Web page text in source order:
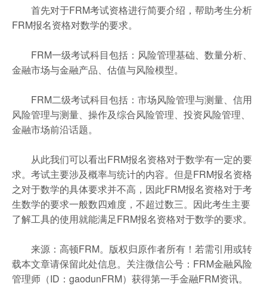
首先对于FRM考试资格进行简要介绍，帮助考生分析
FRM报名资格对数学的要求。
FRM一级考试科目包括：风险管理基础、数量分析、
金融市场与金融产品、估值与风险模型。
FRM二级考试科目包括：市场风险管理与测量、信用
风险管理与测量、操作及综合风险管理、投资风险管理、
金融市场前沿话题。
从此我们可以看出FRM报名资格对于数学有一定的要
求。考试主要涉及概率与统计的内容。但是FRM报名资格
之对于数学的具体要求并不高，因此FRM报名资格对于考
生数学的要求一般数四难度，不超过数三。因此考生主要
了解工具的使用就能满足FRM报名资格对于数学的要求。
来源：高顿FRM。版权归原作者所有！若需引用或转
载本文章请保留此处信息。关注微信公号：FRM金融风险
管理师（ID：gaodunFRM）获得第一手金融FRM资讯。